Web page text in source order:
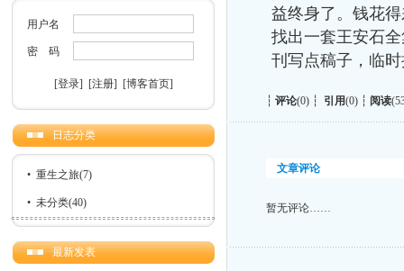
用户名
密 码
[登录] [注册] [博客首页]
日志分类
• 重生之旅(7)
• 未分类(40)
最新发表
益终身了。钱花
找出一套王安石
刊写点稿子，临
┆ 评论(0) ┆ 引用(0) ┆ 阅读
文章评论
暂无评论……